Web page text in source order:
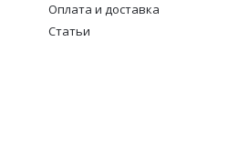
Оплата и доставка
Статьи